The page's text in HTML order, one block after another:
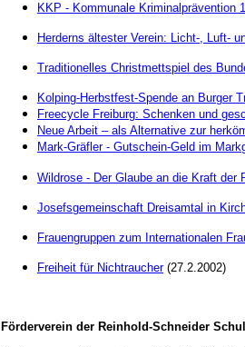
KKP - Kommunale Kriminalprävention
Herderns ältester Verein: Licht-, Luft-
Traditionelles Christmettspiel des
Kolping-Herbstfest-Spende an Burger
Freecycle Freiburg: Schenken und
Neue Arbeit – als Alternative zur
Mark-Gräfler - Gutschein-Geld im
Wildrose - Der Glaube an die Kraft der
Josefsgemeinschaft Dreisamtal in
Frauengruppen zum Internationalen
Freiheit für Nichtraucher(27.2.2002)
Förderverein der Reinhold-Schneider